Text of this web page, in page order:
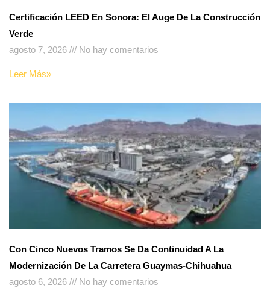
Certificación LEED En Sonora: El Auge De La Construcción
Verde
agosto 7, 2026
No hay comentarios
Leer Más»
Con Cinco Nuevos Tramos Se Da Continuidad A La
Modernización De La Carretera Guaymas-Chihuahua
agosto 6, 2026
No hay comentarios